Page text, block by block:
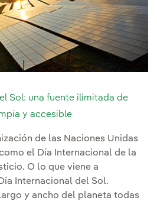
Sol: una fuente ilimitada de
y accesible
de las Naciones Unidas
el Día Internacional de la
O lo que viene a
Internacional del Sol.
y ancho del planeta todas